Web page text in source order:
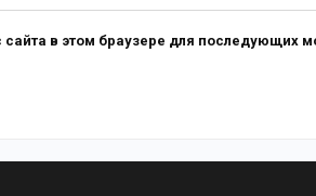
в этом браузере для последующих